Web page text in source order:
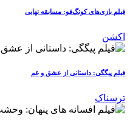
فیلم بازی‌های کونگ‌فو: مسابقه نهایی
اکشن
فیلم پیگگی: داستانی از عشق و غم
ترسناک